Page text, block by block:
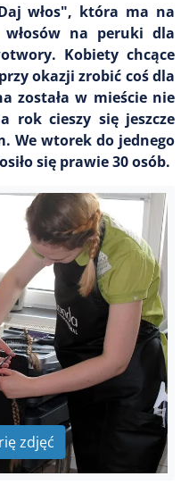
włos", która ma na
na peruki dla
Kobiety chcące
okazji zrobić coś dla
została w mieście nie
rok cieszy się jeszcze
We wtorek do jednego
się prawie 30 osób.
zdjęć